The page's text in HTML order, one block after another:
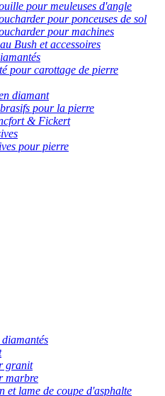
pour meuleuses d'angle
pour ponceuses de sol
pour machines
Bush et accessoires
pour carottage de pierre
diamant
pour la pierre
& Fickert
pour pierre
diamantés
granit
marbre
et lame de coupe d'asphalte